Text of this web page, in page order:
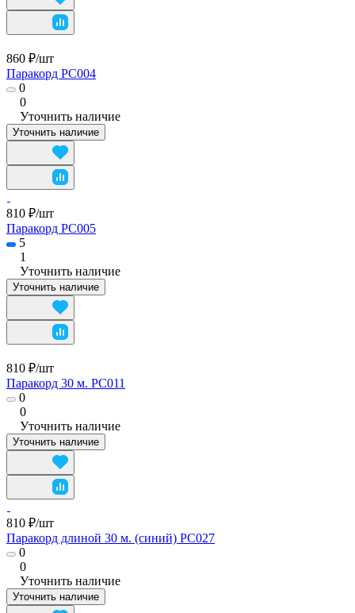
860 ₽/шт
Паракорд PC004
0
0
Уточнить наличие
Уточнить наличие
810 ₽/шт
Паракорд PC005
5
1
Уточнить наличие
Уточнить наличие
810 ₽/шт
Паракорд 30 м. PC011
0
0
Уточнить наличие
Уточнить наличие
810 ₽/шт
Паракорд длиной 30 м. (синий) PC027
0
0
Уточнить наличие
Уточнить наличие